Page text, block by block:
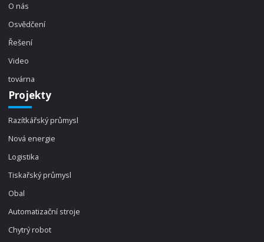
O nás
Osvědčení
Řešení
Video
továrna
Projekty
Razítkářský průmysl
Nová energie
Logistika
Tiskařský průmysl
Obal
Automatizační stroje
Chytrý robot